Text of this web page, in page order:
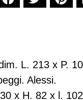
L. 213 x P.
.Alessi.
x H. 82 x l. 102